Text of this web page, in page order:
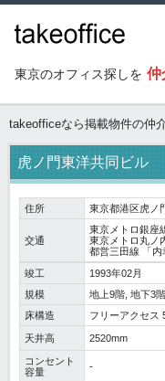
東京のオフィス探しを 仲
takeofficeなら掲載物件の仲
虎ノ門東洋共同ビル
住所 東京都港区虎ノ
交通
東京メトロ銀座
東京メトロ丸ノ
都営三田線 「内
竣工
1993年02月
規模
地上9階, 地下3階
床構造
フリーアクセス
天井高 2520mm
コンセント
容量
-